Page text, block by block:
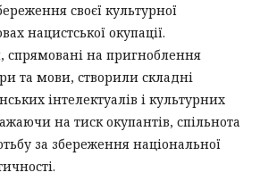
своєї культурної
нацистської окупації.
спрямовані на пригноблення
та мови, створили складні
інтелектуалів і культурних
на тиск окупантів, спільнота
за збереження національної